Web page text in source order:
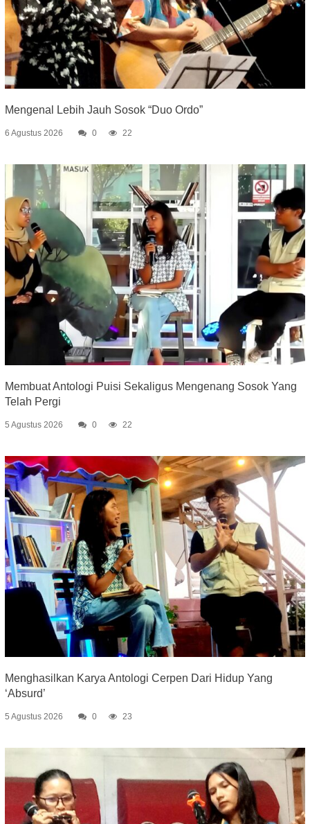
Mengenal Lebih Jauh Sosok “Duo Ordo”
6 Agustus 2026 0 22
Membuat Antologi Puisi Sekaligus Mengenang Sosok Yang
Telah Pergi
5 Agustus 2026 0 22
Menghasilkan Karya Antologi Cerpen Dari Hidup Yang
‘Absurd’
5 Agustus 2026 0 23